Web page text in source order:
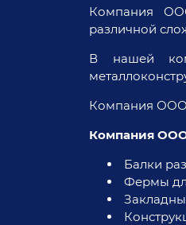
Компания
различной
В нашей
Компания ООО
Компания
Балки
Фермы